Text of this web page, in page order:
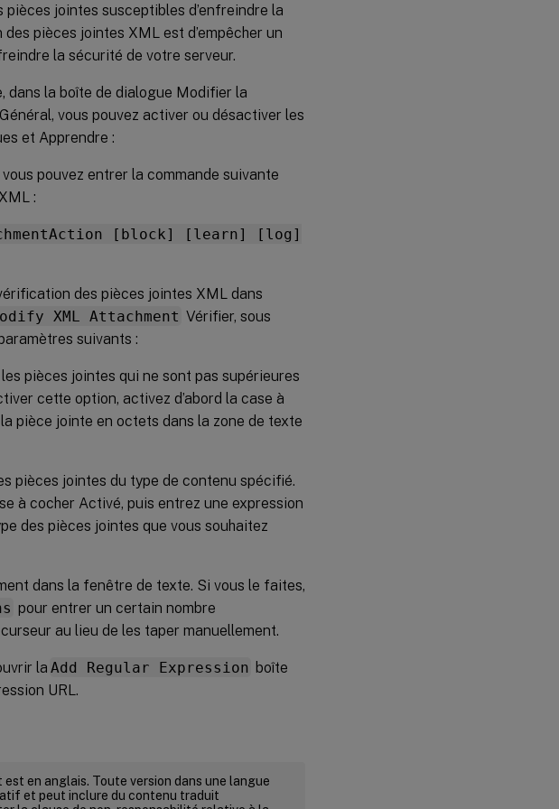
jointes susceptibles d’enfreindre la
pièces jointes XML est d’empêcher un
la sécurité de votre serveur.
dans la boîte de dialogue Modifier la
vous pouvez activer ou désactiver les
et Apprendre :
pouvez entrer la commande suivante
:
[block] [learn] [log]
des pièces jointes XML dans
XML Attachment Vérifier, sous
suivants :
pièces jointes qui ne sont pas supérieures
cette option, activez d’abord la case à
pièce jointe en octets dans la zone de texte
pièces jointes du type de contenu spécifié.
à cocher Activé, puis entrez une expression
des pièces jointes que vous souhaitez
dans la fenêtre de texte. Si vous le faites,
pour entrer un certain nombre
au lieu de les taper manuellement.
la Add Regular Expression boîte
URL.
en anglais. Toute version dans une langue
et peut inclure du contenu traduit